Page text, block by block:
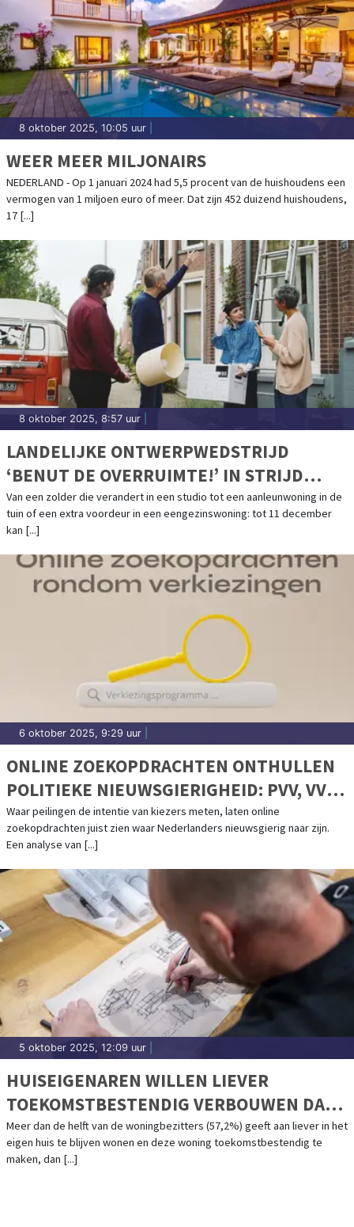
8 oktober 2025, 10:05 uur
WEER MEER MILJONAIRS
NEDERLAND - Op 1 januari 2024 had 5,5 procent van de huishoudens een
vermogen van 1 miljoen euro of meer. Dat zijn 452 duizend huishoudens,
17 [...]
8 oktober 2025, 8:57 uur
LANDELIJKE ONTWERPWEDSTRIJD
‘BENUT DE OVERRUIMTE!’ IN STRIJD
TEGEN GROEIEND WONINGTEKORT
Van een zolder die verandert in een studio tot een aanleunwoning in de
tuin of een extra voordeur in een eengezinswoning: tot 11 december
kan [...]
6 oktober 2025, 9:29 uur
ONLINE ZOEKOPDRACHTEN ONTHULLEN
POLITIEKE NIEUWSGIERIGHEID: PVV, VVD
EN BBB HET VAAKST GEZOCHT
Waar peilingen de intentie van kiezers meten, laten online
zoekopdrachten juist zien waar Nederlanders nieuwsgierig naar zijn.
Een analyse van [...]
5 oktober 2025, 12:09 uur
HUISEIGENAREN WILLEN LIEVER
TOEKOMSTBESTENDIG VERBOUWEN DAN
VERHUIZEN EN DENKEN VAKER AAN
MEDEBEWONING
Meer dan de helft van de woningbezitters (57,2%) geeft aan liever in het
eigen huis te blijven wonen en deze woning toekomstbestendig te
maken, dan [...]